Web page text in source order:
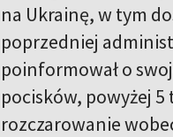
na Ukrainę, w tym
poprzedniej
poinformował o
pocisków, powyżej
rozczarowanie